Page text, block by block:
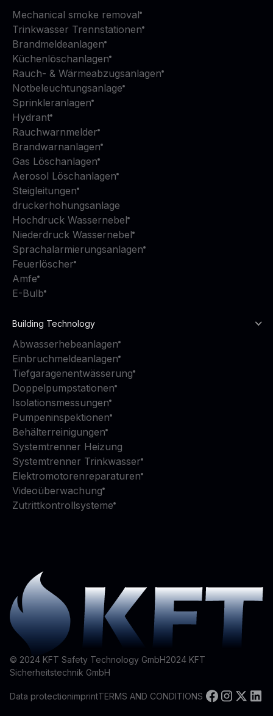
Mechanical smoke removal
Trinkwasser Trennstationen
Brandmeldeanlagen
Küchenlöschanlagen
Rauch- & Wärmeabzugsanlagen
Notbeleuchtungsanlage
Sprinkleranlagen
Hydrant
Rauchwarnmelder
Brandwarnanlagen
Gas Löschanlagen
Aerosol Löschanlagen
Steigleitungen
druckerhohungsanlage
Hochdruck Wassernebel
Niederdruck Wassernebel
Sprachalarmierungsanlagen
Feuerlöscher
Amfe
E-Bulb
Building Technology
Abwasserhebeanlagen
Einbruchmeldeanlagen
Tiefgaragenentwässerung
Doppelpumpstationen
Isolationsmessungen
Pumpeninspektionen
Behälterreinigungen
Systemtrenner Heizung
Systemtrenner Trinkwasser
Elektromotorenreparaturen
Videoüberwachung
Zutrittkontrollsysteme
© 2024 KFT Safety Technology GmbH2024 KFT
Sicherheitstechnik GmbH
Data protectionimprintTERMS AND CONDITIONS